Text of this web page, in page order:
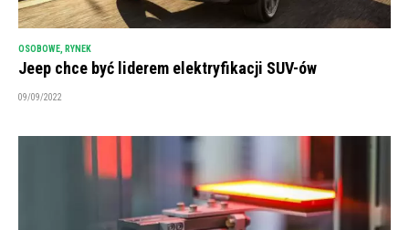
OSOBOWE, RYNEK
Jeep chce być liderem elektryfikacji SUV-ów
09/09/2022